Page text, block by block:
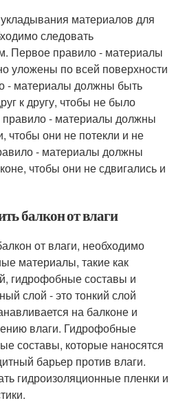
материалов для
следовать
Первое правило - материалы
уложены по всей поверхности
- материалы должны быть
к другу, чтобы не было
правило - материалы должны
чтобы они не потекли и не
- материалы должны
чтобы они не сдвигались и
балкон от влаги
от влаги, необходимо
материалы, такие как
гидрофобные составы и
слой - это тонкий слой
на балконе и
влаги. Гидрофобные
составы, которые наносятся
барьер против влаги.
гидроизоляционные пленки и